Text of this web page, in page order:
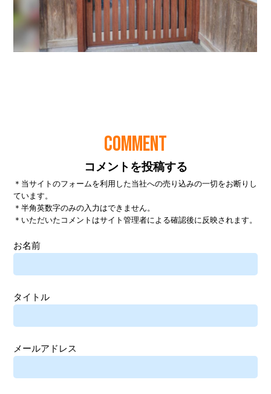
COMMENT
コメントを投稿する
＊当サイトのフォームを利用した当社への売り込みの一切をお断りし
ています。
＊半角英数字のみの入力はできません。
＊いただいたコメントはサイト管理者による確認後に反映されます。
お名前
タイトル
メールアドレス